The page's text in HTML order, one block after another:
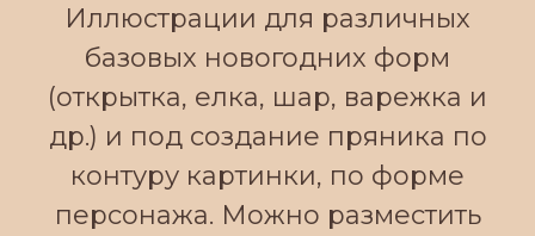
Иллюстрации для различных
базовых новогодних форм
(открытка, елка, шар, варежка и
др.) и под создание пряника по
контуру картинки, по форме
персонажа. Можно разместить